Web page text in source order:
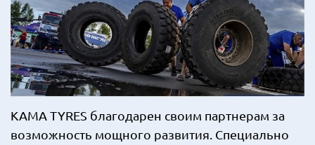
KAMA TYRES благодарен своим партнерам за
возможность мощного развития. Специально